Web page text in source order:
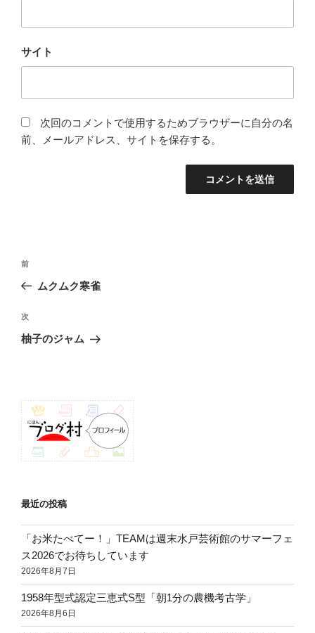
サイト
次回のコメントで使用するためブラウザーに自分の名
前、メールアドレス、サイトを保存する。
投
ビ
ゲ
ン
前
の
稿
前
ムクムク寒雀
次
の
次
柚子のジャム
最近の投稿
「お米たべてー！」TEAMは週末水戸芸術館のサマーフェ
ス2026でお待ちしています
2026年8月7日
1958年型式認定三恵式S型「朝1分の農機考古学」
2026年8月6日